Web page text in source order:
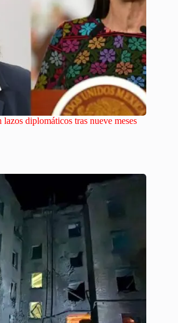
diplomáticos tras nueve meses